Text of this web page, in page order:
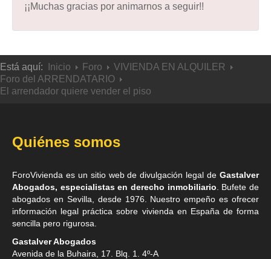
¡¡Muchas gracias por animarnos a seguir!!
Está aquí: Inicio Foro
VIVIENDA EN ALQUILER
Foro del ARRENDATARIO
El arrendador quiere vender el piso
Quiénes somos
ForoVivienda es un sitio web de divulgación legal de Gastalver
Abogados, especialistas en derecho inmobiliario . Bufete de
abogados en Sevilla , desde 1976. Nuestro empeño es ofrecer
información legal práctica sobre vivienda en España de forma
sencilla pero rigurosa.
Gastalver Abogados
Avenida de la Buhaira, 17. Blq. 1. 4º-A